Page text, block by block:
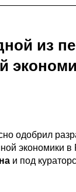
из
одобрил
экономики
и под